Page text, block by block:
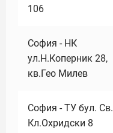
106
София - НК
ул.Н.Коперник 28,
кв.Гео Милев
София - ТУ бул. Св.
Кл.Охридски 8